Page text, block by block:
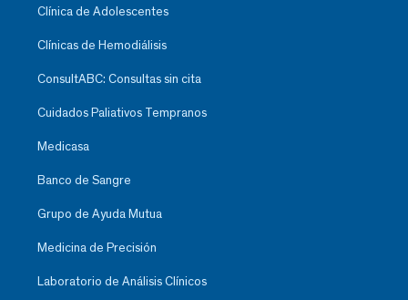
Clínica de Adolescentes
Clínicas de Hemodiálisis
ConsultABC: Consultas sin cita
Cuidados Paliativos Tempranos
Medicasa
Banco de Sangre
Grupo de Ayuda Mutua
Medicina de Precisión
Laboratorio de Análisis Clínicos